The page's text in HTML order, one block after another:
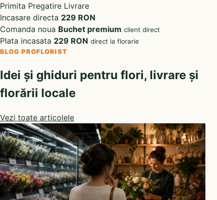
Primita Pregatire Livrare
Incasare directa 229 RON
Comanda noua Buchet premium client direct
Plata incasata 229 RON direct la florarie
BLOG PROFLORIST
Idei și ghiduri pentru flori, livrare și
florării locale
Vezi toate articolele